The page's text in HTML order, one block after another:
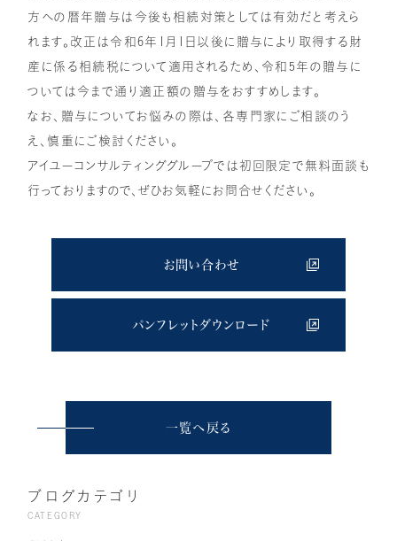
方への暦年贈与は今後も相続対策としては有効だと考えら
れます。改正は令和6年1月1日以後に贈与により取得する財
産に係る相続税について適用されるため、令和5年の贈与に
ついては今まで通り適正額の贈与をおすすめします。
なお、贈与についてお悩みの際は、各専門家にご相談のう
え、慎重にご検討ください。
アイユーコンサルティンググループでは初回限定で無料面談も
行っておりますので、ぜひお気軽にお問合せください。
お問い合わせ
パンフレットダウンロード
一覧へ戻る
ブログカテゴリ
CATEGORY